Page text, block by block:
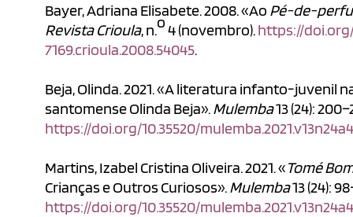
Bayer, Adriana Elisabete. 2008. «Ao Pé-de-
Revista Crioula, n.o4 (novembro).https://doi.org/
7169.crioula.2008.54045.
Beja, Olinda. 2021. «A literatura infanto-juvenil
santomense Olinda Beja».Mulemba13 (24):
https://doi.org/10.35520/
Martins, Izabel Cristina Oliveira. 2021. «Tomé
Crianças e Outros Curiosos».Mulemba13 (24):
https://doi.org/10.35520/